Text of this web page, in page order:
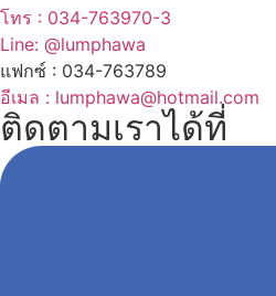
โทร : 034-763970-3
Line: @lumphawa
แฟกซ์ : 034-763789
อีเมล : lumphawa@hotmail.com
ติดตามเราได้ที่